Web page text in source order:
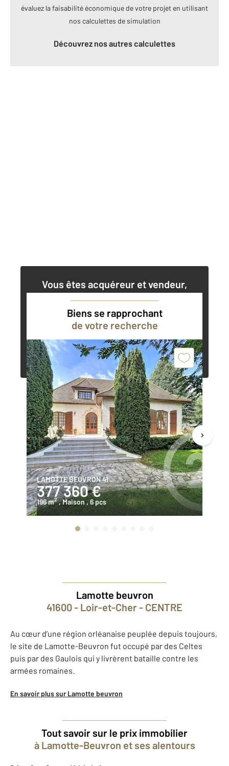
évaluez la faisabilité économique de votre projet en utilisant
nos calculettes de simulation
Découvrez nos autres calculettes
Vous êtes acquéreur et vendeur,
Contacter l'agence
Demander une estimation
Biens se rapprochant
de votre recherche
LAMOTTE BEUVRON 41
377 360 €
196 m2 , Maison, 6 pcs
Lamotte beuvron
41600 - Loir-et-Cher - CENTRE
Au cœur d’une région orléanaise peuplée depuis toujours,
le site de Lamotte-Beuvron fut occupé par des Celtes
puis par des Gaulois qui y livrèrent bataille contre les
armées romaines.
En savoir plus sur Lamotte beuvron
Tout savoir sur le prix immobilier
à Lamotte-Beuvron et ses alentours